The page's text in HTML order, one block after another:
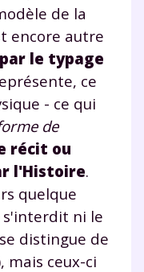
de la
encore autre
le typage
ce
- ce qui
de
récit ou
l'Histoire.
quelque
s'interdit ni le
distingue de
mais ceux-ci
utilisée pour
pourrez vous
le lien de
newsletter. Pour
données
vous pouvez